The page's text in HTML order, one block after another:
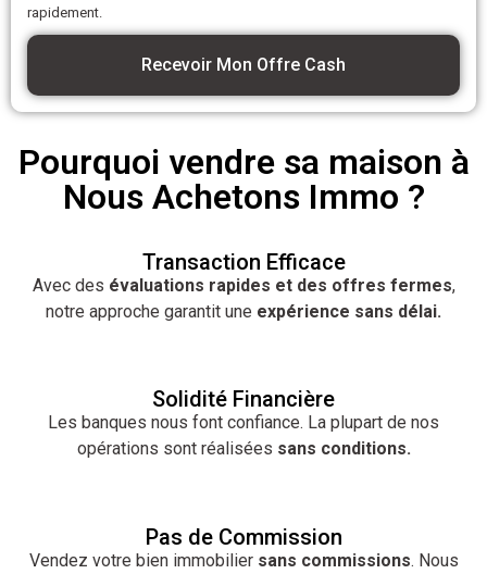
rapidement.
Recevoir Mon Offre Cash
Pourquoi vendre sa maison à
Nous Achetons Immo ?
Transaction Efficace
Avec des évaluations rapides et des offres fermes,
notre approche garantit une expérience sans délai.
Solidité Financière
Les banques nous font confiance. La plupart de nos
opérations sont réalisées sans conditions.
Pas de Commission
Vendez votre bien immobilier sans commissions. Nous